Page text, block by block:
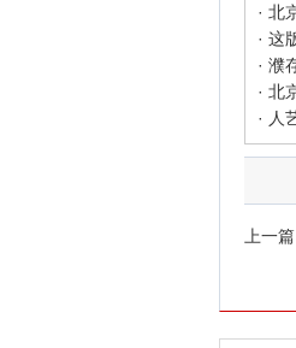
· 这
· 濮
· 北
· 人
上一篇